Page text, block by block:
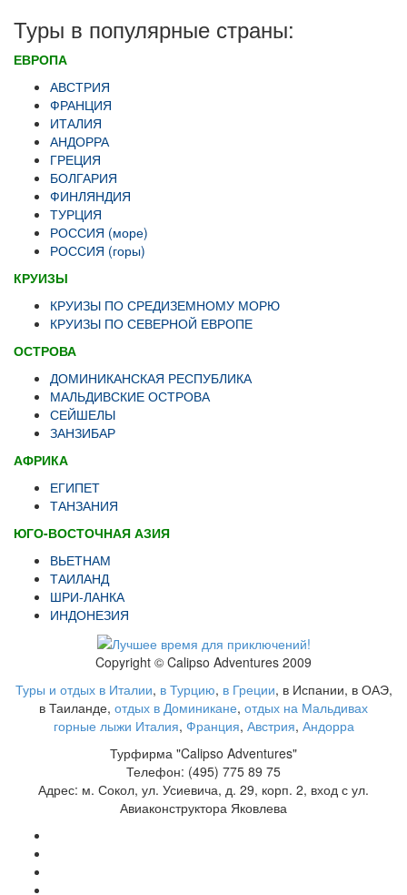
Туры в популярные страны:
ЕВРОПА
АВСТРИЯ
ФРАНЦИЯ
ИТАЛИЯ
АНДОРРА
ГРЕЦИЯ
БОЛГАРИЯ
ФИНЛЯНДИЯ
ТУРЦИЯ
РОССИЯ (море)
РОССИЯ (горы)
КРУИЗЫ
КРУИЗЫ ПО СРЕДИЗЕМНОМУ МОРЮ
КРУИЗЫ ПО СЕВЕРНОЙ ЕВРОПЕ
ОСТРОВА
ДОМИНИКАНСКАЯ РЕСПУБЛИКА
МАЛЬДИВСКИЕ ОСТРОВА
СЕЙШЕЛЫ
ЗАНЗИБАР
АФРИКА
ЕГИПЕТ
ТАНЗАНИЯ
ЮГО-ВОСТОЧНАЯ АЗИЯ
ВЬЕТНАМ
ТАИЛАНД
ШРИ-ЛАНКА
ИНДОНЕЗИЯ
Copyright © Calipso Adventures 2009
Туры и отдых в Италии, в Турцию, в Греции, в Испании, в ОАЭ,
в Таиланде, отдых в Доминикане, отдых на Мальдивах
горные лыжи Италия, Франция, Австрия, Андорра
Турфирма "Calipso Adventures"
Телефон: (495) 775 89 75
Адрес: м. Сокол, ул. Усиевича, д. 29, корп. 2, вход с ул.
Авиаконструктора Яковлева